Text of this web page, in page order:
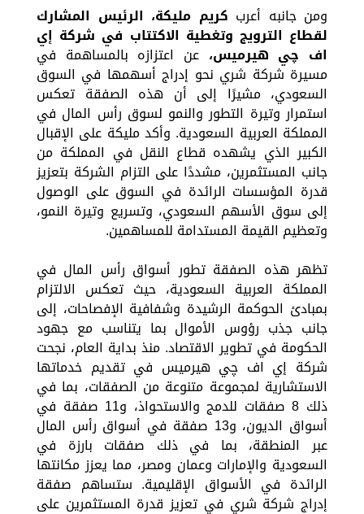
ومن جانبه أعرب كريم مليكة، الرئيس المشارك
لقطاع الترويج وتغطية الاكتتاب في شركة إي
اف چي هيرميس، عن اعتزازه بالمساهمة في
مسيرة شركة شري نحو إدراج أسهمها في السوق
السعودي، مشيرًا إلى أن هذه الصفقة تعكس
استمرار وتيرة التطور والنمو لسوق رأس المال في
المملكة العربية السعودية. وأكد مليكة على الإقبال
الكبير الذي يشهده قطاع النقل في المملكة من
جانب المستثمرين، مشددًا على التزام الشركة بتعزيز
قدرة المؤسسات الرائدة في السوق على الوصول
إلى سوق الأسهم السعودي، وتسريع وتيرة النمو،
وتعظيم القيمة المستدامة للمساهمين.
تظهر هذه الصفقة تطور أسواق رأس المال في
المملكة العربية السعودية، حيث تعكس الالتزام
بمبادئ الحوكمة الرشيدة وشفافية الإفصاحات، إلى
جانب جذب رؤوس الأموال بما يتناسب مع جهود
الحكومة في تطوير الاقتصاد. منذ بداية العام، نجحت
شركة إي اف چي هيرميس في تقديم خدماتها
الاستشارية لمجموعة متنوعة من الصفقات، بما في
ذلك 8 صفقات للدمج والاستحواذ، و11 صفقة في
أسواق الديون، و13 صفقة في أسواق رأس المال
عبر المنطقة، بما في ذلك صفقات بارزة في
السعودية والإمارات وعمان ومصر، مما يعزز مكانتها
الرائدة في الأسواق الإقليمية. ستساهم صفقة
إدراج شركة شري في تعزيز قدرة المستثمرين على